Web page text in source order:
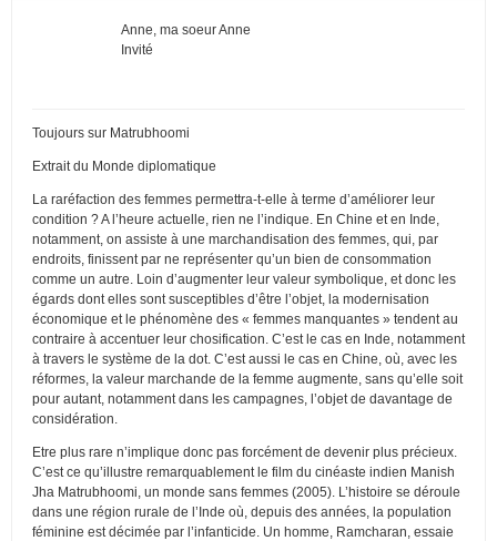
Anne, ma soeur Anne
Invité
Toujours sur Matrubhoomi
Extrait du Monde diplomatique
La raréfaction des femmes permettra-t-elle à terme d’améliorer leur
condition ? A l’heure actuelle, rien ne l’indique. En Chine et en Inde,
notamment, on assiste à une marchandisation des femmes, qui, par
endroits, finissent par ne représenter qu’un bien de consommation
comme un autre. Loin d’augmenter leur valeur symbolique, et donc les
égards dont elles sont susceptibles d’être l’objet, la modernisation
économique et le phénomène des « femmes manquantes » tendent au
contraire à accentuer leur chosification. C’est le cas en Inde, notamment
à travers le système de la dot. C’est aussi le cas en Chine, où, avec les
réformes, la valeur marchande de la femme augmente, sans qu’elle soit
pour autant, notamment dans les campagnes, l’objet de davantage de
considération.
Etre plus rare n’implique donc pas forcément de devenir plus précieux.
C’est ce qu’illustre remarquablement le film du cinéaste indien Manish
Jha Matrubhoomi, un monde sans femmes (2005). L’histoire se déroule
dans une région rurale de l’Inde où, depuis des années, la population
féminine est décimée par l’infanticide. Un homme, Ramcharan, essaie